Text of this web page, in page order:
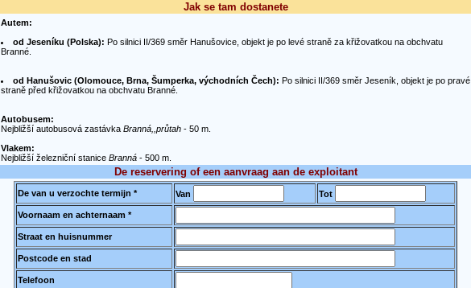
Jak se tam dostanete
Autem:
od Jeseníku (Polska): Po silnici II/369 směr Hanušovice, objekt je po levé straně za křižovatkou na obchvatu
Branné.
od Hanušovic (Olomouce, Brna, Šumperka, východních Čech): Po silnici II/369 směr Jeseník, objekt je po pravé
straně před křižovatkou na obchvatu Branné.
Autobusem:
Nejbližší autobusová zastávka Branná,,průtah- 50 m.
Vlakem:
Nejbližší železniční stanice Branná- 500 m.
De reservering of een aanvraag aan de exploitant
De van u verzochte termijn * Van Tot
Voornaam en achternaam *
Straat en huisnummer
Postcode en stad
Telefoon